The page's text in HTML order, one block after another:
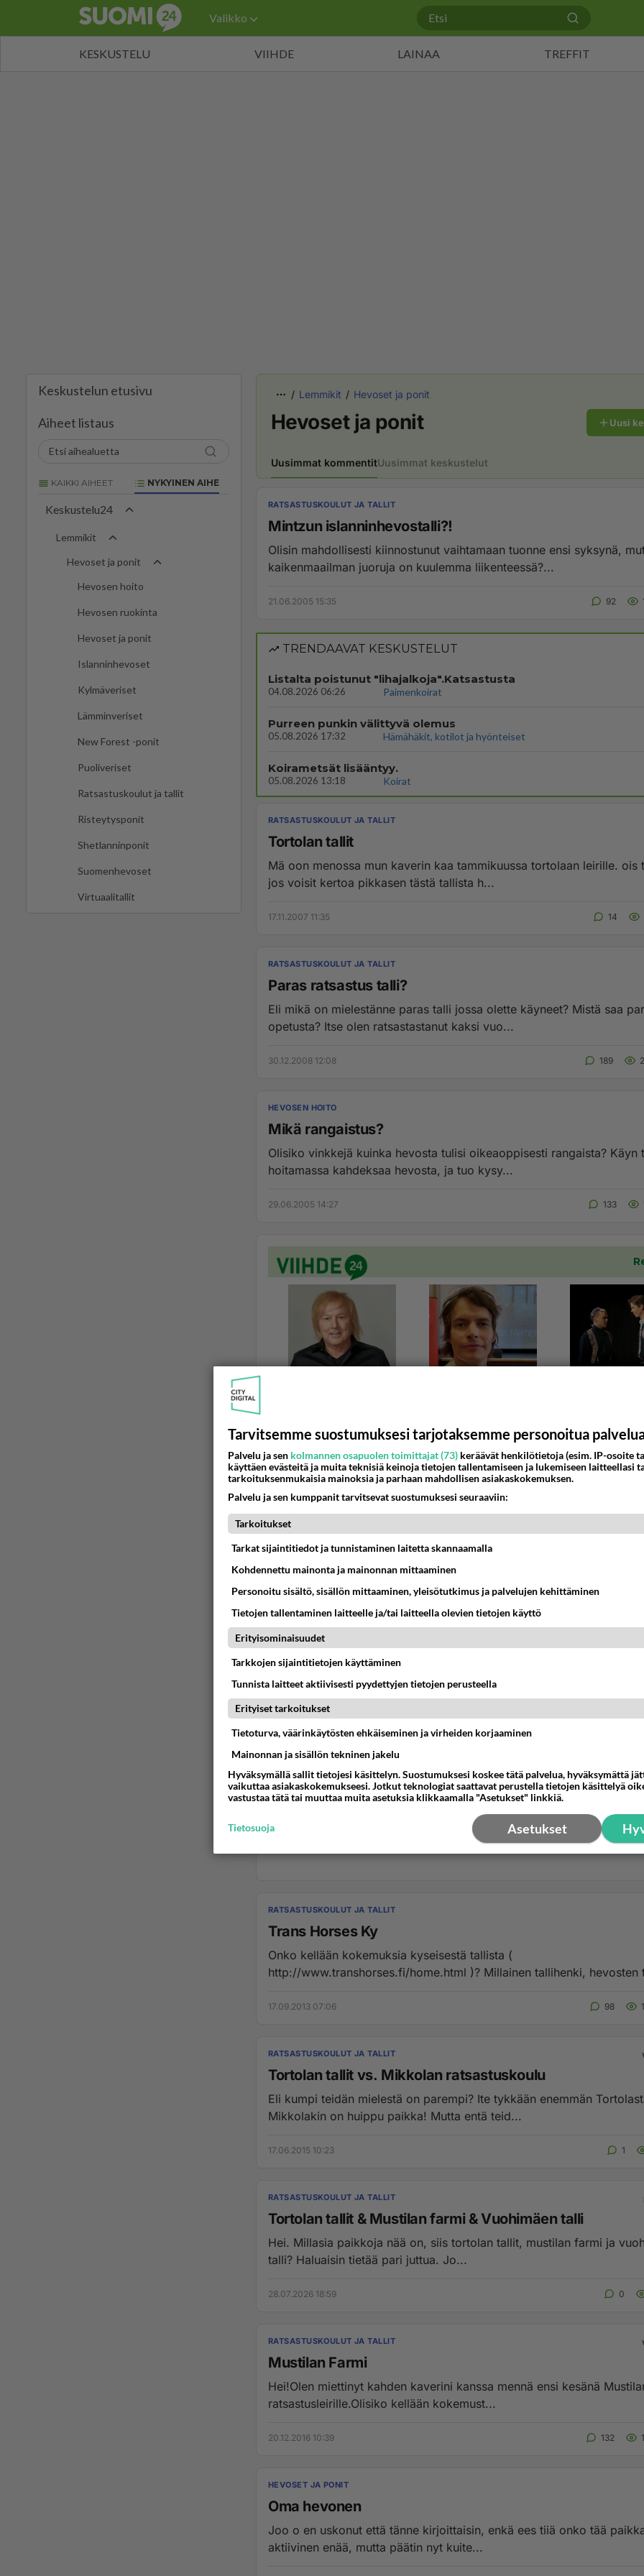
Valikko
KESKUSTELU VIIHDE LAINAA TREFFIT
Keskustelun etusivu
Aiheet listaus
KAIKKI AIHEET NYKYINEN AIHE
Keskustelu24
Lemmikit
Hevoset ja ponit
Hevosen hoito
Hevosen ruokinta
Hevoset ja ponit
Islanninhevoset
Kylmäveriset
Lämminveriset
New Forest -ponit
Puoliveriset
Ratsastuskoulut ja tallit
Risteytysponit
Shetlanninponit
Suomenhevoset
Virtuaalitallit
Lemmikit Hevoset ja ponit
Hevoset ja ponit Uusi
Uusimmat kommentitUusimmat keskustelut
RATSASTUSKOULUT JA TALLIT
Mintzun islanninhevostalli?!
Olisin mahdollisesti kiinnostunut vaihtamaan tuonne ensi syksynä,
kaikenmaailman juoruja on kuulemma liikenteessä?...
21.06.2005 15:35 92
TRENDAAVAT KESKUSTELUT
Listalta poistunut "lihajalkoja".Katsastusta
04.08.2026 06:26 Paimenkoirat
Purreen punkin välittyvä olemus
05.08.2026 17:32 Hämähäkit, kotilot ja hyönteiset
Koirametsät lisääntyy.
05.08.2026 13:18 Koirat
RATSASTUSKOULUT JA TALLIT
Tortolan tallit
Mä oon menossa mun kaverin kaa tammikuussa tortolaan leirille. ois
jos voisit kertoa pikkasen tästä tallista h...
17.11.2007 11:35 14
RATSASTUSKOULUT JA TALLIT
Paras ratsastus talli?
Eli mikä on mielestänne paras talli jossa olette käyneet? Mistä saa
opetusta? Itse olen ratsastastanut kaksi vuo...
30.12.2008 12:08 189
HEVOSEN HOITO
Mikä rangaistus?
Olisiko vinkkejä kuinka hevosta tulisi oikeaoppisesti rangaista? Käyn
hoitamassa kahdeksaa hevosta, ja tuo kysy...
29.06.2005 14:27 133
HEVOSEN HOITO
Hevonen ruhjoi omistajansa
Ravihevonen ruhjoi omistajansa hengiltä Mikkelissä 1.9.2006 14:28 Mies kuoli
oman hevosensa aiheuttamiin vammoihin Mikk...
01.09.2006 13:00
RATSASTUSKOULUT JA TALLIT
Trans Horses Ky
Onko kellään kokemuksia kyseisestä tallista (
http://www.transhorses.fi/home.html )? Millainen tallihenki, hevosten
17.09.2013 07:06 98
RATSASTUSKOULUT JA TALLIT
Tortolan tallit vs. Mikkolan ratsastuskoulu
Eli kumpi teidän mielestä on parempi? Ite tykkään enemmän
Mikkolakin on huippu paikka! Mutta entä teid...
17.06.2015 10:23 1
RATSASTUSKOULUT JA TALLIT
Tortolan tallit & Mustilan farmi & Vuohimäen talli
Hei. Millasia paikkoja nää on, siis tortolan tallit, mustilan farmi ja
talli? Haluaisin tietää pari juttua. Jo...
28.07.2026 18:59 0
RATSASTUSKOULUT JA TALLIT
Mustilan Farmi
Hei!Olen miettinyt kahden kaverini kanssa mennä ensi kesänä
ratsastusleirille.Olisiko kellään kokemust...
20.12.2016 10:39 132
HEVOSET JA PONIT
Oma hevonen
Joo o en uskonut että tänne kirjoittaisin, enkä ees tiiä onko tää paikka kuinka
aktiivinen enää, mutta päätin nyt kuite...
Tarvitsemme suostumuksesi tarjotaksemme personoitua
Palvelu ja sen kolmannen osapuolen toimittajat (73) keräävät henkilötietoja (esim. IP-osoite
käyttäen evästeitä ja muita teknisiä keinoja tietojen tallentamiseen ja lukemiseen laitteellasi
tarkoituksenmukaisia mainoksia ja parhaan mahdollisen asiakaskokemuksen.
Palvelu ja sen kumppanit tarvitsevat suostumuksesi seuraaviin:
Tarkoitukset
Tarkat sijaintitiedot ja tunnistaminen laitetta skannaamalla
Kohdennettu mainonta ja mainonnan mittaaminen
Personoitu sisältö, sisällön mittaaminen, yleisötutkimus ja palvelujen kehittäminen
Tietojen tallentaminen laitteelle ja/tai laitteella olevien tietojen käyttö
Erityisominaisuudet
Tarkkojen sijaintitietojen käyttäminen
Tunnista laitteet aktiivisesti pyydettyjen tietojen perusteella
Erityiset tarkoitukset
Tietoturva, väärinkäytösten ehkäiseminen ja virheiden korjaaminen
Mainonnan ja sisällön tekninen jakelu
Hyväksymällä sallit tietojesi käsittelyn. Suostumuksesi koskee tätä palvelua, hyväksymättä
vaikuttaa asiakaskokemukseesi. Jotkut teknologiat saattavat perustella tietojen käsittelyä
vastustaa tätä tai muuttaa muita asetuksia klikkaamalla "Asetukset" linkkiä.
Asetukset
Tietosuoja